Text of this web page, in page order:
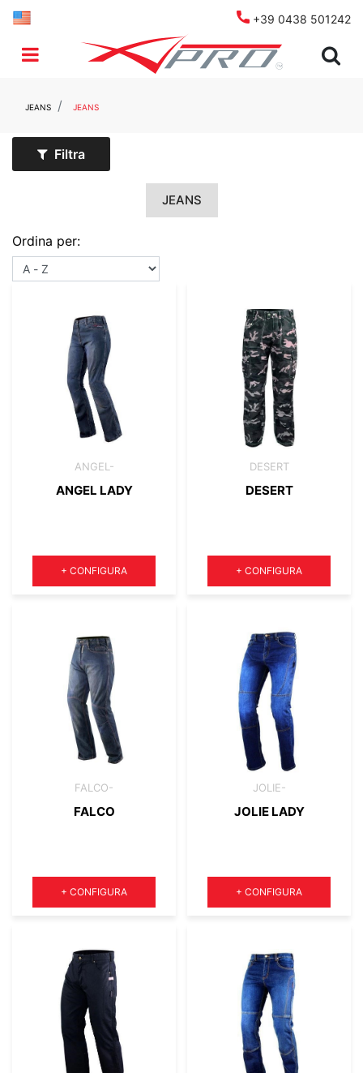
+39 0438 501242
Open menu
JEANS JEANS
Filtra
JEANS
Ordina per:
ANGEL-
ANGEL LADY
Quantità
+ CONFIGURA
DESERT
DESERT
Quantità
+ CONFIGURA
FALCO-
FALCO
Quantità
+ CONFIGURA
JOLIE-
JOLIE LADY
Quantità
+ CONFIGURA